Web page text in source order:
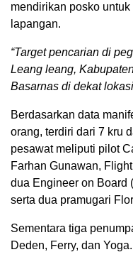
mendirikan posko
lapangan.
“Target pencarian di
Leang leang,
Basarnas di dekat
Berdasarkan data
orang, terdiri dari 7 kru
pesawat meliputi pilot
Farhan Gunawan,
dua Engineer on Board
serta dua pramugari
Sementara tiga
Deden, Ferry, dan